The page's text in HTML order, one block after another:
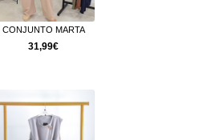
CONJUNTO MARTA
31,99€